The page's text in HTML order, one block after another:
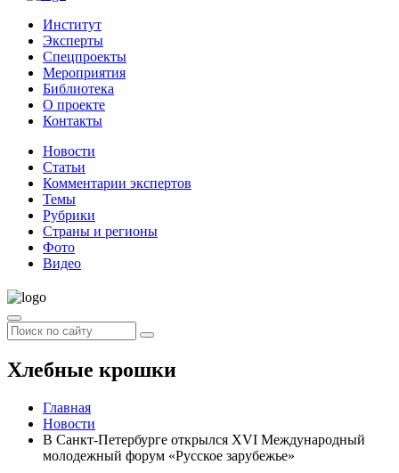
Институт
Эксперты
Спецпроекты
Мероприятия
Библиотека
О проекте
Контакты
Новости
Статьи
Комментарии экспертов
Темы
Рубрики
Страны и регионы
Фото
Видео
Хлебные крошки
Главная
Новости
В Санкт-Петербурге открылся XVI Международный
молодежный форум «Русское зарубежье»